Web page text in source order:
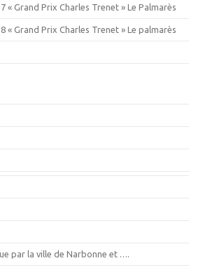
« Grand Prix Charles Trenet » Le Palmarès
« Grand Prix Charles Trenet » Le palmarès
par la ville de Narbonne et ….